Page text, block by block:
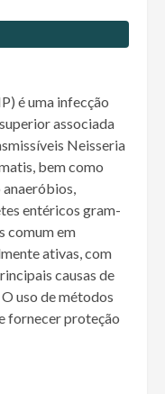
é uma infecção
associada
Neisseria
bem como
entéricos gram-
comum em
ativas, com
causas de
uso de métodos
fornecer proteção